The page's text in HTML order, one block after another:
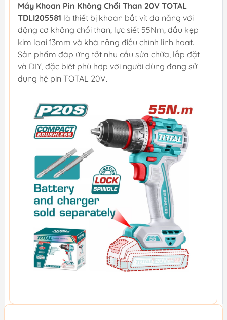
Máy Khoan Pin Không Chổi Than 20V TOTAL
TDLI205581 là thiết bị khoan bắt vít đa năng với
động cơ không chổi than, lực siết 55Nm, đầu kẹp
kim loại 13mm và khả năng điều chỉnh linh hoạt.
Sản phẩm đáp ứng tốt nhu cầu sửa chữa, lắp đặt
và DIY, đặc biệt phù hợp với người dùng đang sử
dụng hệ pin TOTAL 20V.